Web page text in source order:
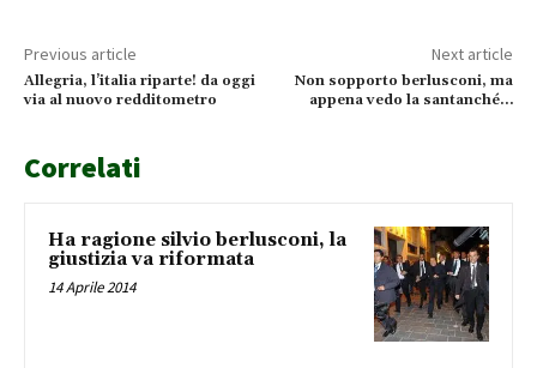
Previous article
Allegria, l’italia riparte! da oggi
via al nuovo redditometro
Next article
Non sopporto berlusconi, ma
appena vedo la santanché…
Correlati
Ha ragione silvio berlusconi, la
giustizia va riformata
14 Aprile 2014